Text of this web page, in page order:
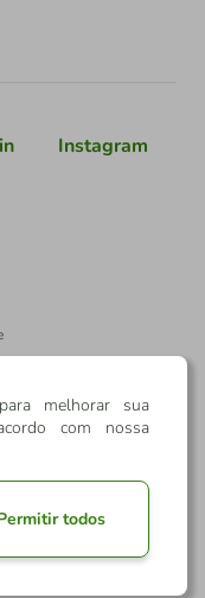
Instagram
melhorar sua
com nossa
todos